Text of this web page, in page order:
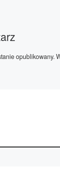
opublikowany.